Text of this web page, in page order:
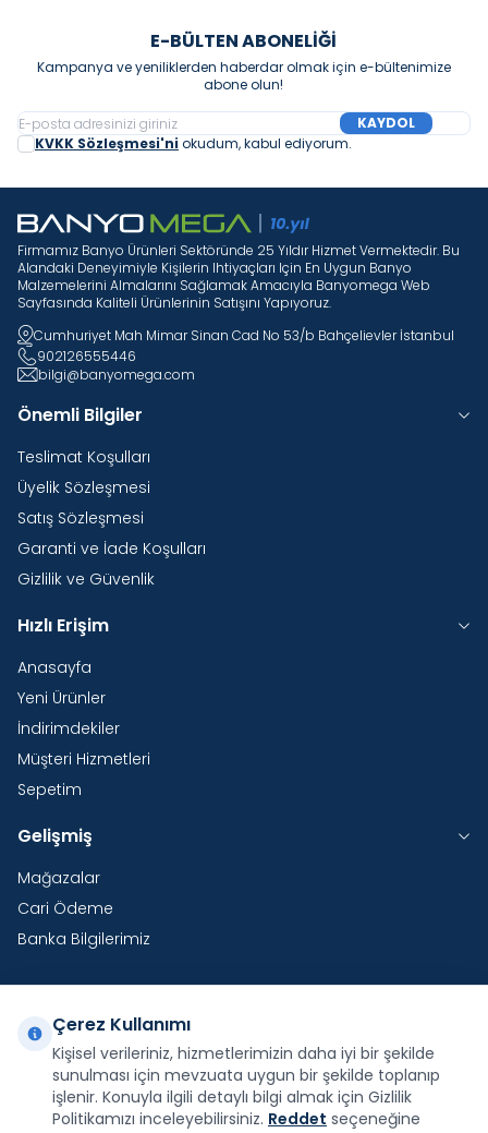
E-BÜLTEN ABONELIĞI
Kampanya ve yeniliklerden haberdar olmak için e-bültenimize
abone olun!
KAYDOL
KVKK Sözleşmesi'ni okudum, kabul ediyorum.
Firmamız Banyo Ürünleri Sektöründe 25 Yıldır Hizmet Vermektedir. Bu
Alandaki Deneyimiyle Kişilerin Ihtiyaçları Için En Uygun Banyo
Malzemelerini Almalarını Sağlamak Amacıyla Banyomega Web
Sayfasında Kaliteli Ürünlerinin Satışını Yapıyoruz.
Cumhuriyet Mah Mimar Sinan Cad No 53/b Bahçelievler İstanbul
902126555446
bilgi@banyomega.com
Önemli Bilgiler
Teslimat Koşulları
Üyelik Sözleşmesi
Satış Sözleşmesi
Garanti ve İade Koşulları
Gizlilik ve Güvenlik
Hızlı Erişim
Anasayfa
Yeni Ürünler
İndirimdekiler
Müşteri Hizmetleri
Sepetim
Gelişmiş
Mağazalar
Cari Ödeme
Banka Bilgilerimiz
Yurtdışı Kargo
Şirketimiz E-Fatura ve E-Arşiv Fatura uygulaması
kapsamındadır.
Çerez Kullanımı
Kişisel verileriniz, hizmetlerimizin daha iyi bir şekilde
sunulması için mevzuata uygun bir şekilde toplanıp
işlenir. Konuyla ilgili detaylı bilgi almak için Gizlilik
Politikamızı inceleyebilirsiniz. Reddet seçeneğine